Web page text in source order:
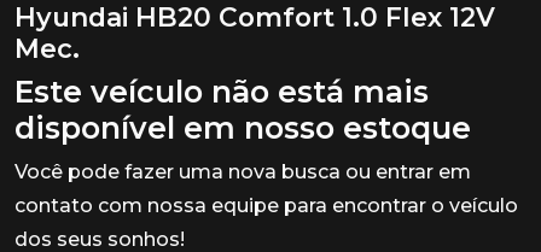
Hyundai HB20 Comfort 1.0 Flex 12V
Mec.
Este veículo não está mais
disponível em nosso estoque
Você pode fazer uma nova busca ou entrar em
contato com nossa equipe para encontrar o veículo
dos seus sonhos!